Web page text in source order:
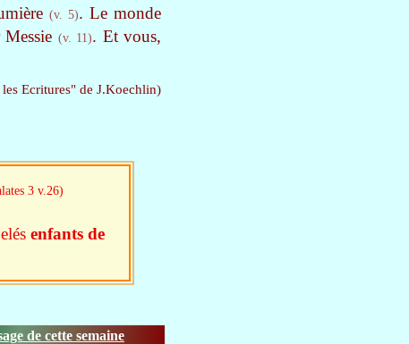
(v. 5). Le monde
Messie (v. 11). Et vous,
Ecritures" de J.Koechlin)
3 v.26)
enfants de
de cette semaine